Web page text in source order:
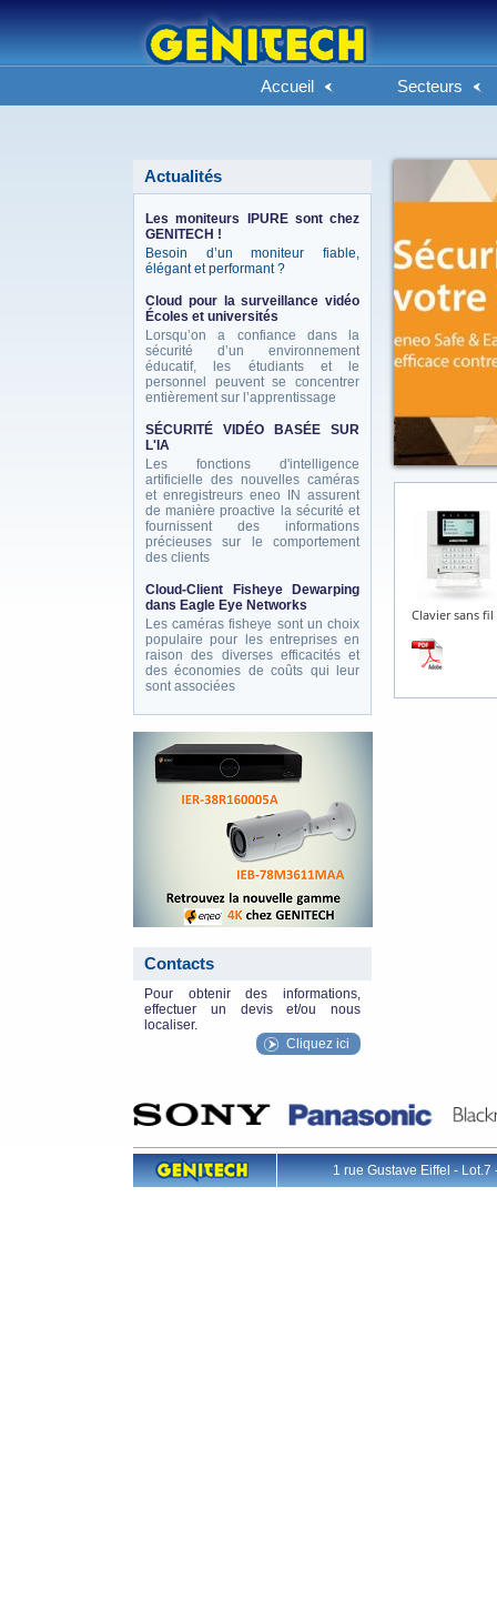
Accueil Secteurs
Actualités
Les moniteurs IPURE sont chez
GENITECH !
Besoin d’un moniteur fiable,
élégant et performant ?
Cloud pour la surveillance vidéo
Écoles et universités
Lorsqu’on a confiance dans la
sécurité d’un environnement
éducatif, les étudiants et le
personnel peuvent se concentrer
entièrement sur l’apprentissage
SÉCURITÉ VIDÉO BASÉE SUR
L'IA
Les fonctions d'intelligence
artificielle des nouvelles caméras
et enregistreurs eneo IN assurent
de manière proactive la sécurité et
fournissent des informations
précieuses sur le comportement
des clients
Cloud-Client Fisheye Dewarping
dans Eagle Eye Networks
Les caméras fisheye sont un choix
populaire pour les entreprises en
raison des diverses efficacités et
des économies de coûts qui leur
sont associées
Contacts
Pour obtenir des informations,
effectuer un devis et/ou nous
localiser.
Cliquez ici
Clavier sans
1 rue Gustave Eiffel -